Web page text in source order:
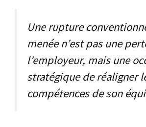
Une rupture
menée n’est pas une
l’employeur, mais une
stratégique de réaligner
compétences de son